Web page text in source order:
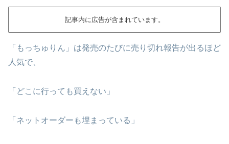
記事内に広告が含まれています。
「もっちゅりん」は発売のたびに売り切れ報告が出るほど
人気で、
「どこに行っても買えない」
「ネットオーダーも埋まっている」